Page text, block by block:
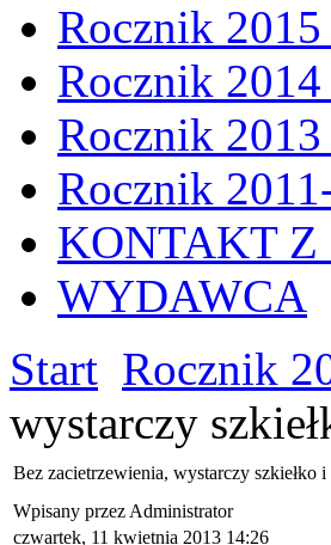
Rocznik
Rocznik
Rocznik
Rocznik
KONTAKT Z
WYDAWCA
Start Rocznik
wystarczy
Bez zacietrzewienia, wystarczy szkiełko i
Wpisany przez Administrator
czwartek, 11 kwietnia 2013 14:26